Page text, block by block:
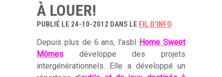
À LOUER!
PUBLIÉ LE 24-10-2012 DANS LE FIL D'INFO
Depuis plus de 6 ans, l'asbl Home Sweet
Mômes développe des projets
intergénérationnels. Elle a développé un